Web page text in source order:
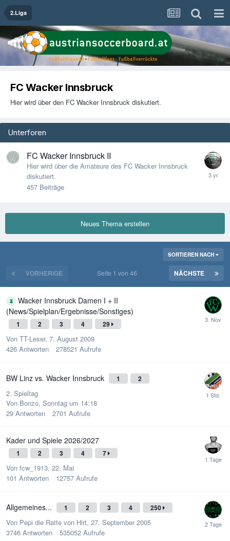
2.Liga
FC Wacker Innsbruck
Hier wird über den FC Wacker Innsbruck diskutiert.
Unterforen
FC Wacker Innsbruck II
Hier wird über die Amateure des FC Wacker Innsbruck
diskutiert.
457 Beiträge
Neues Thema erstellen
SORTIEREN NACH
VORHERIGE NÄCHSTE
Seite 1 von 46
Wacker Innsbruck Damen I + II
(News/Spielplan/Ergebnisse/Sonstiges)
1 2 3 4 29
Von TT-Leser, 7. August 2009
426 Antworten 278521 Aufrufe
BW Linz vs. Wacker Innsbruck 1 2
2. Spieltag
Von Bonzo, Sonntag um 14:18
29 Antworten 2701 Aufrufe
Kader und Spiele 2026/2027
1 2 3 4 7
Von fcw_1913, 22. Mai
101 Antworten 12757 Aufrufe
Allgemeines... 1 2 3 4 250
Von Pepi die Ratte von Hirt, 27. September 2005
3746 Antworten 535052 Aufrufe